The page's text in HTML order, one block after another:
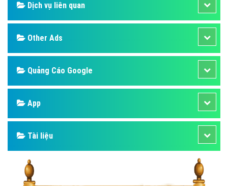
Dịch vụ liên quan
Other Ads
Quảng Cáo Google
App
Tài liệu